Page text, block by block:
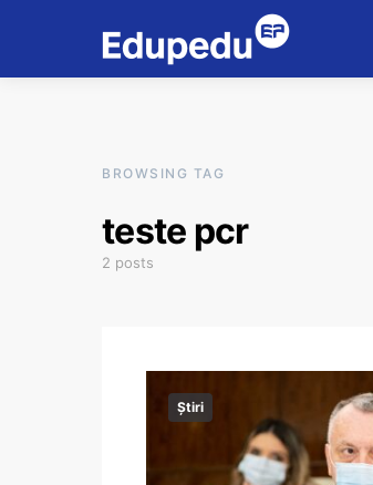
BROWSING TAG
teste pcr
2 posts
Știri